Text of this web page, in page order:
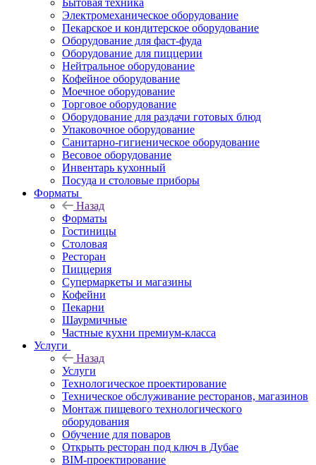
Бытовая техника
Электромеханическое оборудование
Пекарское и кондитерское оборудование
Оборудование для фаст-фуда
Оборудование для пиццерии
Нейтральное оборудование
Кофейное оборудование
Моечное оборудование
Торговое оборудование
Оборудование для раздачи готовых блюд
Упаковочное оборудование
Санитарно-гигиеническое оборудование
Весовое оборудование
Инвентарь кухонный
Посуда и столовые приборы
Форматы
Назад
Форматы
Гостиницы
Столовая
Ресторан
Пиццерия
Супермаркеты и магазины
Кофейни
Пекарни
Шаурмичные
Частные кухни премиум-класса
Услуги
Назад
Услуги
Технологическое проектирование
Техническое обслуживание ресторанов, магазинов
Монтаж пищевого технологического
оборудования
Обучение для поваров
Открыть ресторан под ключ в Дубае
BIM-проектирование